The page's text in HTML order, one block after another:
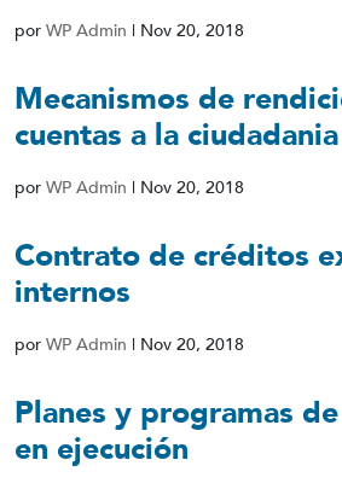
por WP Admin | Nov 20, 2018
Mecanismos de
cuentas a la ciudadania
por WP Admin | Nov 20, 2018
Contrato de créditos
internos
por WP Admin | Nov 20, 2018
Planes y programas
en ejecución